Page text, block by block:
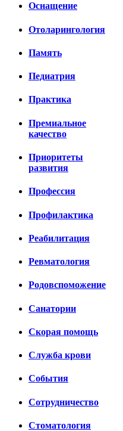
Оснащение
Отоларингология
Память
Педиатрия
Практика
Премиальное
качество
Приоритеты
развития
Профессия
Профилактика
Реабилитация
Ревматология
Родовспоможение
Санатории
Скорая помощь
Cлужба крови
События
Сотрудничество
Стоматология